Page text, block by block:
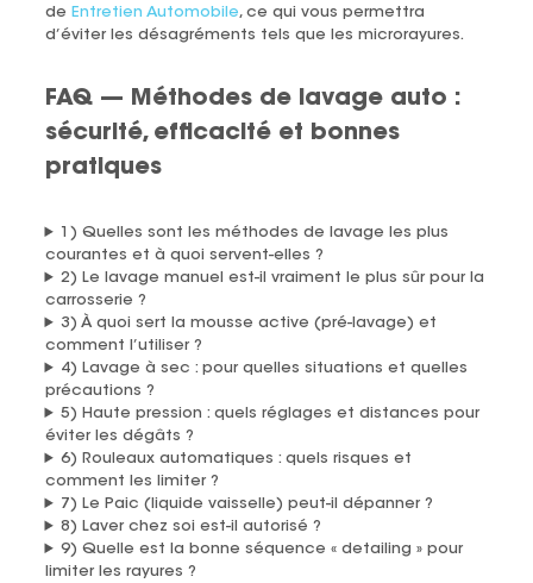
de Entretien Automobile, ce qui vous permettra
d’éviter les désagréments tels que les microrayures.
FAQ — Méthodes de lavage auto :
sécurité, efficacité et bonnes
pratiques
1) Quelles sont les méthodes de lavage les plus
courantes et à quoi servent-elles ?
2) Le lavage manuel est-il vraiment le plus sûr pour la
carrosserie ?
3) À quoi sert la mousse active (pré-lavage) et
comment l’utiliser ?
4) Lavage à sec : pour quelles situations et quelles
précautions ?
5) Haute pression : quels réglages et distances pour
éviter les dégâts ?
6) Rouleaux automatiques : quels risques et
comment les limiter ?
7) Le Paic (liquide vaisselle) peut-il dépanner ?
8) Laver chez soi est-il autorisé ?
9) Quelle est la bonne séquence « detailing » pour
limiter les rayures ?